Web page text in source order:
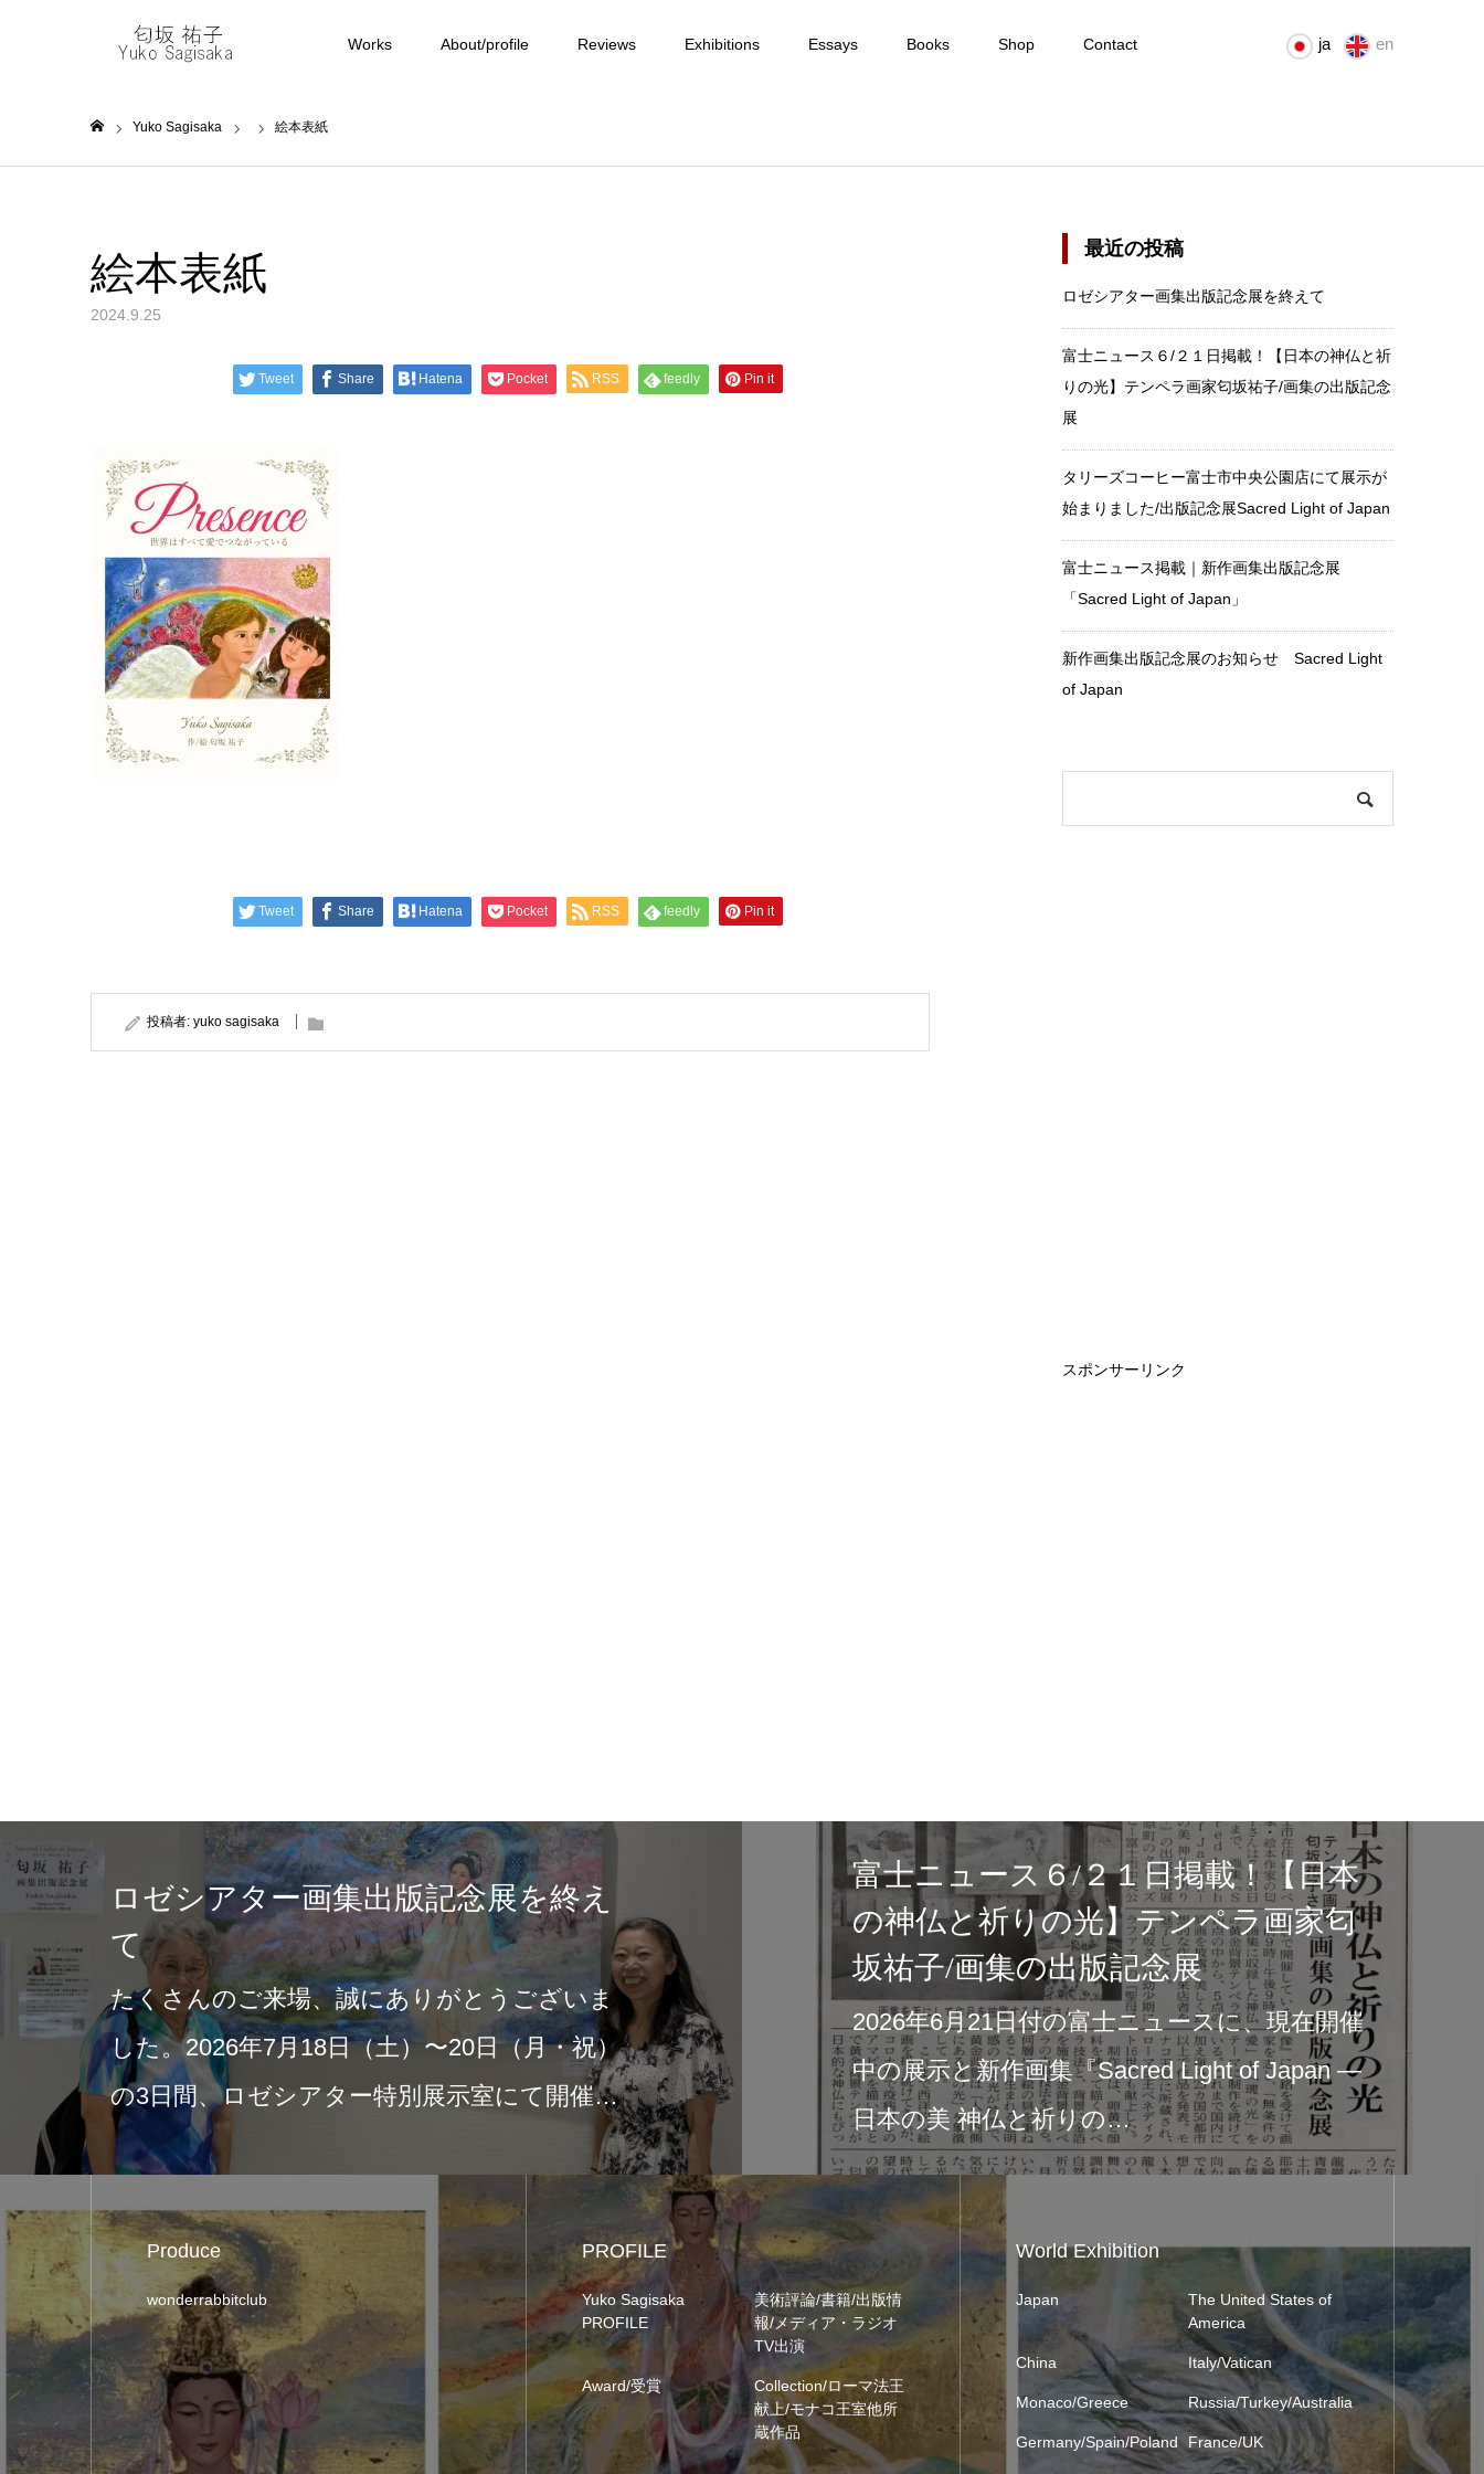
Works About/profile Reviews Exhibitions Essays Books Shop Contact ja en
Yuko Sagisaka 絵本表紙
絵本表紙
2024.9.25
Tweet Share Hatena Pocket RSS feedly Pin it
Tweet Share Hatena Pocket RSS feedly Pin it
投稿者: yuko sagisaka
最近の投稿
ロゼシアター画集出版記念展を終えて
富士ニュース６/２１日掲載！【日本の神仏と祈
りの光】テンペラ画家匂坂祐子/画集の出版記念
展
タリーズコーヒー富士市中央公園店にて展示が
始まりました/出版記念展Sacred Light of Japan
富士ニュース掲載｜新作画集出版記念展
「Sacred Light of Japan」
新作画集出版記念展のお知らせ Sacred Light
of Japan
スポンサーリンク
富士ニュース６/２１日掲載！【日本
の神仏と祈りの光】テンペラ画家匂
坂祐子/画集の出版記念展
2026年6月21日付の富士ニュースに、現在開催
中の展示と新作画集『Sacred Light of Japan ―
タリーズコーヒー富士市中央公園店
にて展示が始まりました/出版記念展
Sacred Light of Japan
2026年6月1日より、タリーズコーヒー富士市
中央公園店にて作品展示が始まりました。今
の展示は、新作画集『Sacred Light o…
Produce
wonderrabbitclub
PROFILE
Yuko Sagisaka
PROFILE
美術評論/書籍/出版情
報/メディア・ラジオ
TV出演
Award/受賞
Collection/ローマ法王
献上/モナコ王室他所
蔵作品
World Exhibition
Japan
The United States of
America
China Italy/Vatican
Monaco/Greece Russia/Turkey/Australia
Germany/Spain/Poland France/UK